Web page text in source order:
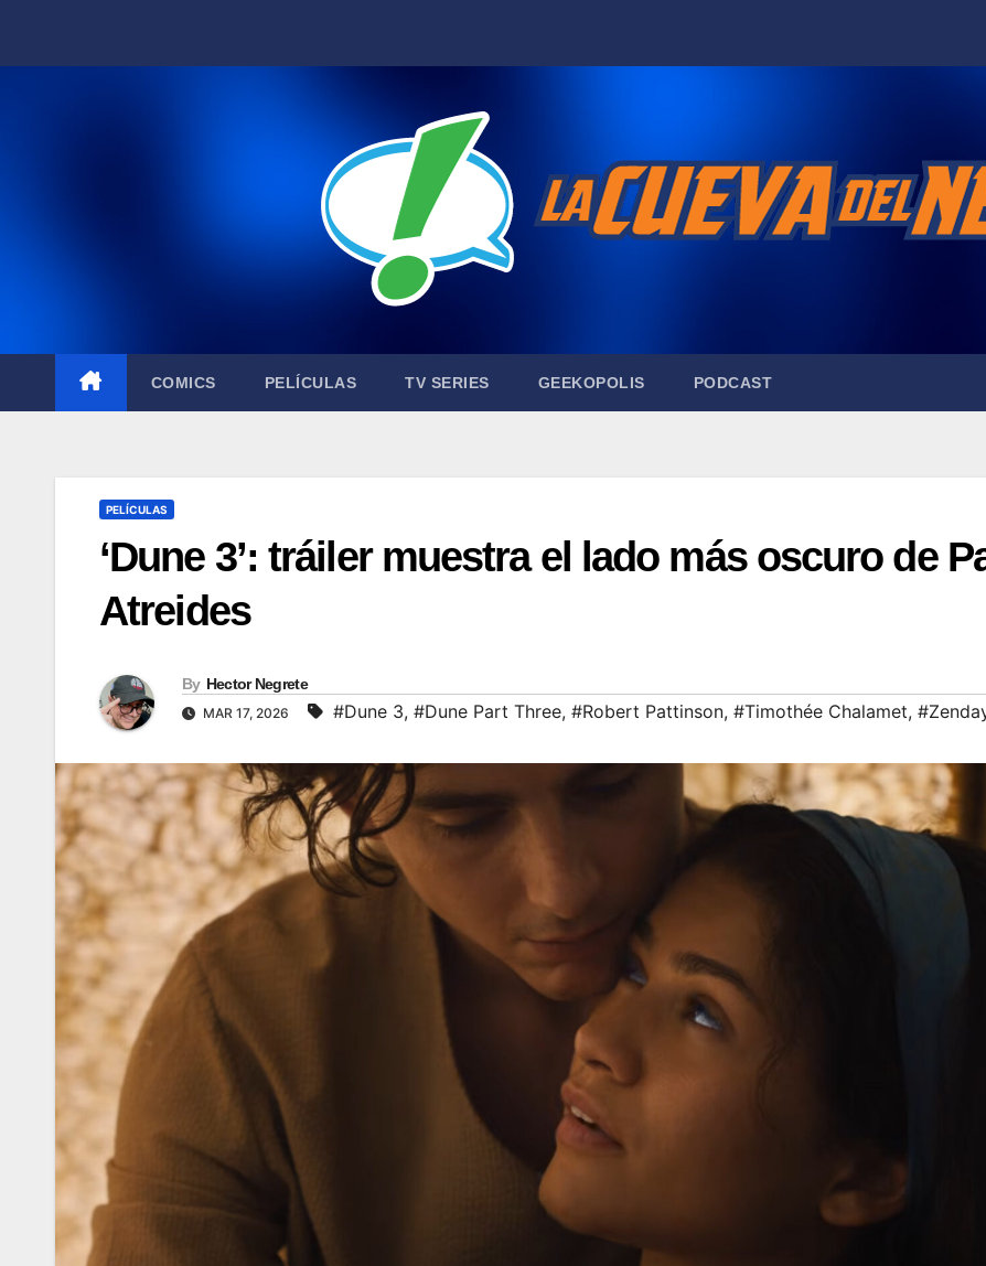
COMICS PELÍCULAS TV SERIES GEEKOPOLIS PODCAST
PELÍCULAS
‘Dune 3’: tráiler muestra el lado más oscuro de
Atreides
By Hector Negrete
MAR 17, 2026 #Dune 3, #Dune Part Three, #Robert Pattinson, #Timothée Chalamet,